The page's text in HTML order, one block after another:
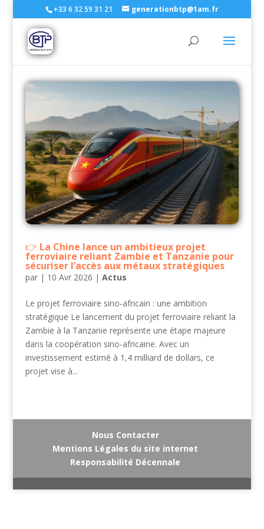
+33 6 32 59 31 21 generationbtp@1am.fr
La Chine lance un ambitieux projet
ferroviaire reliant Zambie et Tanzanie pour
sécuriser l’accès aux métaux stratégiques
par | 10 Avr 2026 | Actus
Le projet ferroviaire sino-africain : une ambition
stratégique Le lancement du projet ferroviaire reliant la
Zambie à la Tanzanie représente une étape majeure
dans la coopération sino-africaine. Avec un
investissement estimé à 1,4 milliard de dollars, ce
projet vise à...
Nous Contacter
Mentions Légales du site internet
Responsabilité Décennale